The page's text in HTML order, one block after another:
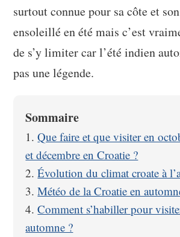
surtout connue pour sa côte et
ensoleillé en été mais c’est
de s’y limiter car l’été indien
pas une légende.
Sommaire
Que faire et que visiter en
et décembre en Croatie ?
Évolution du climat croate à
Météo de la Croatie en
Comment s’habiller pour
automne ?